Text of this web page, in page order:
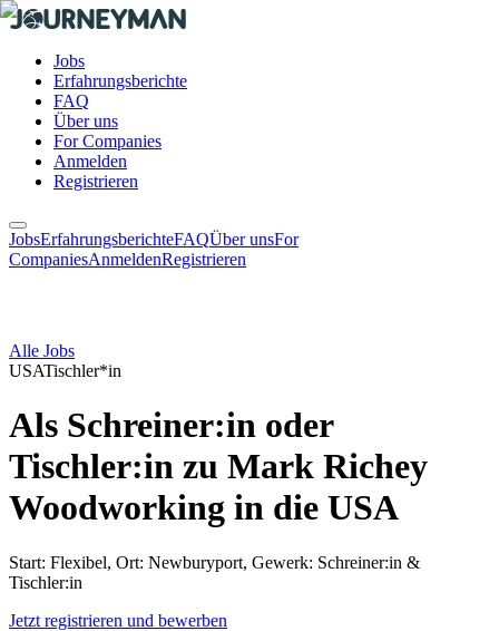
Jobs
Erfahrungsberichte
FAQ
Über uns
For Companies
Anmelden
Registrieren
JobsErfahrungsberichteFAQÜber unsFor
CompaniesAnmeldenRegistrieren
Alle Jobs
USATischler*in
Als Schreiner:in oder
Tischler:in zu Mark Richey
Woodworking in die USA
Start: Flexibel, Ort: Newburyport, Gewerk: Schreiner:in &
Tischler:in
Jetzt registrieren und bewerben